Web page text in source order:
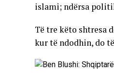
islami; ndërsa
Të tre këto shtresa
kur të ndodhin, do